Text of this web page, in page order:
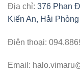
Địa chỉ: 376 Phan
Kiến An, Hải Phòng
Điện thoại:
Email: